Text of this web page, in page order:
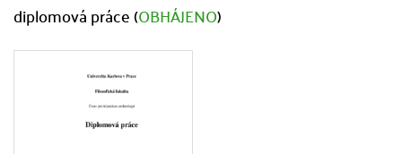
diplomová práce (OBHÁJENO)